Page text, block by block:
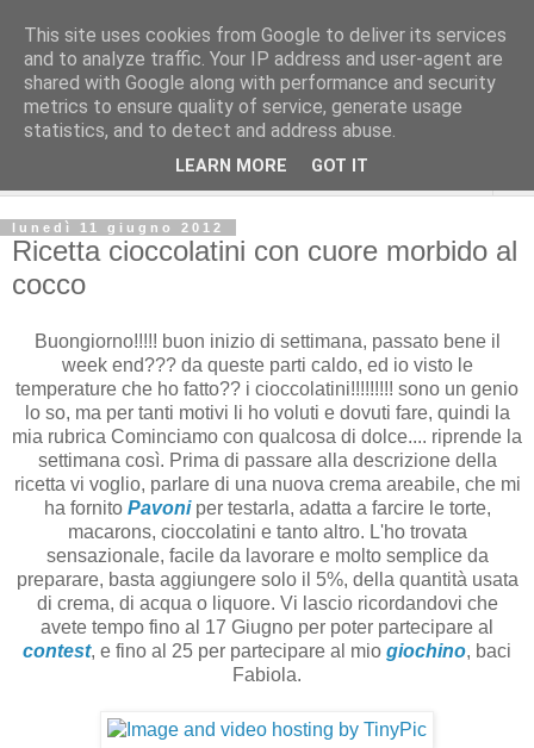
lunedì 11 giugno 2012
Ricetta cioccolatini con cuore morbido al
cocco
Buongiorno!!!!! buon inizio di settimana, passato bene il
week end??? da queste parti caldo, ed io visto le
temperature che ho fatto?? i cioccolatini!!!!!!!!! sono un genio
lo so, ma per tanti motivi li ho voluti e dovuti fare, quindi la
mia rubrica Cominciamo con qualcosa di dolce.... riprende la
settimana così. Prima di passare alla descrizione della
ricetta vi voglio, parlare di una nuova crema areabile, che mi
ha fornito Pavoniper testarla, adatta a farcire le torte,
macarons, cioccolatini e tanto altro. L'ho trovata
sensazionale, facile da lavorare e molto semplice da
preparare, basta aggiungere solo il 5%, della quantità usata
di crema, di acqua o liquore. Vi lascio ricordandovi che
avete tempo fino al 17 Giugno per poter partecipare al
contest, e fino al 25 per partecipare al mio giochino, baci
Fabiola.
This site uses cookies from Google to deliver its services
and to analyze traffic. Your IP address and user-agent are
shared with Google along with performance and security
metrics to ensure quality of service, generate usage
statistics, and to detect and address abuse.
LEARN MORE GOT IT